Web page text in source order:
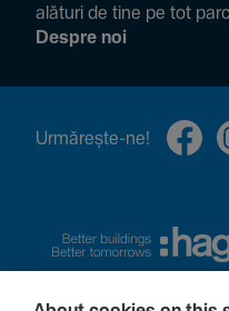
alături de tine pe tot
Despre noi
Urmă­rește-ne!